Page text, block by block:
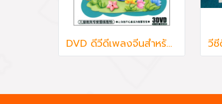
DVD ดีวีดีเพลงจีนสำหรับเด็ก 3 แผ่น ชุด เพลงจีนเด็กยอดนิยม